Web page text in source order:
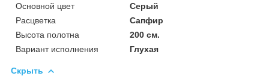
Основной цвет
Серый
Расцветка
Сапфир
Высота полотна
200 см.
Вариант исполнения
Глухая
Скрыть